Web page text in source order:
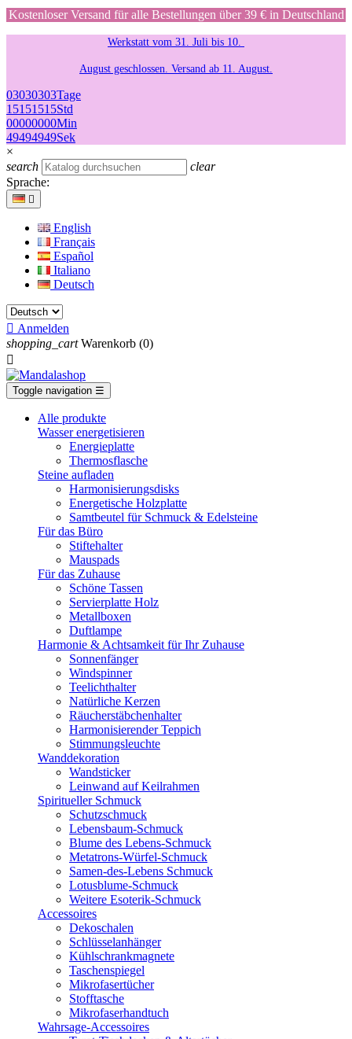
Kostenloser Versand für alle Bestellungen über 39 € in Deutschland
Werkstatt vom 31. Juli bis 10.
August geschlossen. Versand ab 11. August.
03030303Tage
15151515Std
00000000Min
49494949Sek
×
search
clear
Sprache:

English
Français
Español
Italiano
Deutsch
 Anmelden
shopping_cart Warenkorb (0)

Toggle navigation ☰
Alle produkte
Wasser energetisieren
Energieplatte​
Thermosflasche
Steine aufladen
Harmonisierungsdisks
Energetische Holzplatte
Samtbeutel für Schmuck & Edelsteine
Für das Büro
Stiftehalter
Mauspads
Für das Zuhause
Schöne Tassen
Servierplatte Holz
Metallboxen
Duftlampe
Harmonie & Achtsamkeit für Ihr Zuhause
Sonnenfänger
Windspinner
Teelichthalter
Natürliche Kerzen
Räucherstäbchenhalter
Harmonisierender Teppich
Stimmungsleuchte
Wanddekoration
Wandsticker
Leinwand auf Keilrahmen
Spiritueller Schmuck
Schutzschmuck
Lebensbaum-Schmuck
Blume des Lebens-Schmuck
Metatrons-Würfel-Schmuck
Samen-des-Lebens Schmuck
Lotusblume-Schmuck
Weitere Esoterik-Schmuck
Accessoires
Dekoschalen
Schlüsselanhänger
Kühlschrankmagnete
Taschenspiegel
Mikrofasertücher
Stofftasche
Mikrofaserhandtuch
Wahrsage-Accessoires